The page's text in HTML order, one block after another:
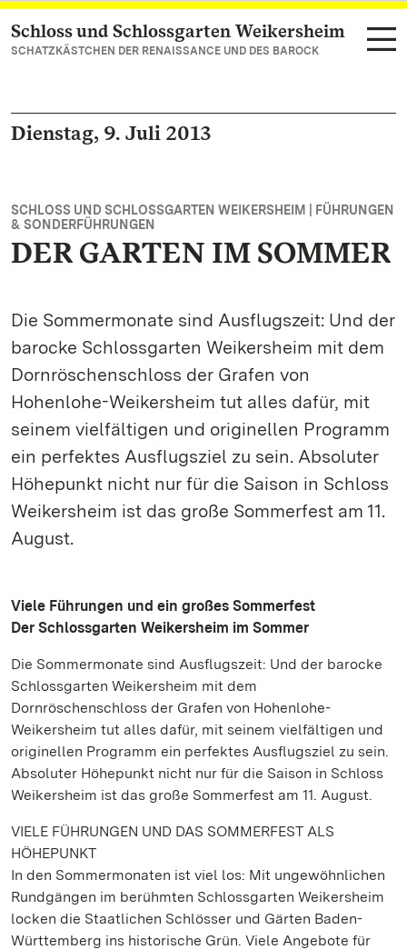
Zum Hauptinhalt springen
Schloss und Schlossgarten Weikersheim
SCHATZKÄSTCHEN DER RENAISSANCE UND DES BAROCK
Dienstag, 9. Juli 2013
SCHLOSS UND SCHLOSSGARTEN WEIKERSHEIM | FÜHRUNGEN
& SONDERFÜHRUNGEN
DER GARTEN IM SOMMER
Die Sommermonate sind Ausflugszeit: Und der
barocke Schlossgarten Weikersheim mit dem
Dornröschenschloss der Grafen von
Hohenlohe-Weikersheim tut alles dafür, mit
seinem vielfältigen und originellen Programm
ein perfektes Ausflugsziel zu sein. Absoluter
Höhepunkt nicht nur für die Saison in Schloss
Weikersheim ist das große Sommerfest am 11.
August.
Viele Führungen und ein großes Sommerfest
Der Schlossgarten Weikersheim im Sommer
Die Sommermonate sind Ausflugszeit: Und der barocke
Schlossgarten Weikersheim mit dem
Dornröschenschloss der Grafen von Hohenlohe-
Weikersheim tut alles dafür, mit seinem vielfältigen und
originellen Programm ein perfektes Ausflugsziel zu sein.
Absoluter Höhepunkt nicht nur für die Saison in Schloss
Weikersheim ist das große Sommerfest am 11. August.
VIELE FÜHRUNGEN UND DAS SOMMERFEST ALS
HÖHEPUNKT
In den Sommermonaten ist viel los: Mit ungewöhnlichen
Rundgängen im berühmten Schlossgarten Weikersheim
locken die Staatlichen Schlösser und Gärten Baden-
Württemberg ins historische Grün. Viele Angebote für